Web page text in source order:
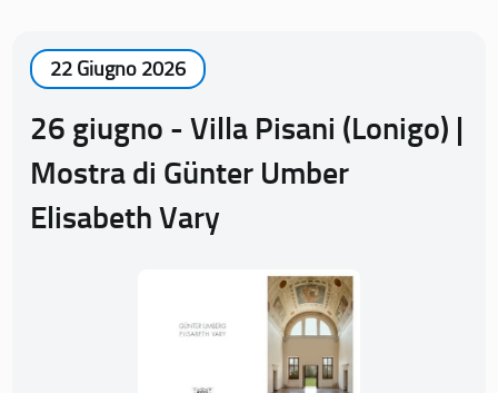
22 Giugno 2026
26 giugno - Villa Pisani (Lonigo) |
Mostra di Günter Umber
Elisabeth Vary